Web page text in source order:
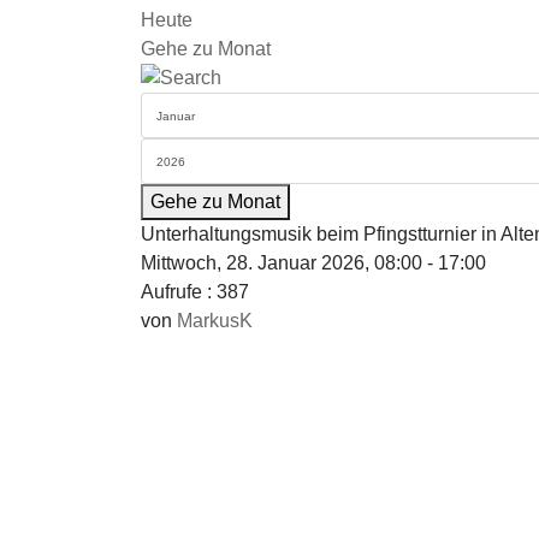
Heute
Gehe zu Monat
Gehe zu Monat
Unterhaltungsmusik beim Pfingstturnier in
Mittwoch, 28. Januar 2026, 08:00 - 17:00
Aufrufe : 387
von MarkusK